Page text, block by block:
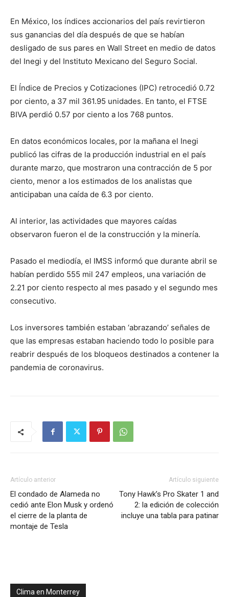
En México, los índices accionarios del país revirtieron
sus ganancias del día después de que se habían
desligado de sus pares en Wall Street en medio de datos
del Inegi y del Instituto Mexicano del Seguro Social.
El Índice de Precios y Cotizaciones (IPC) retrocedió 0.72
por ciento, a 37 mil 361.95 unidades. En tanto, el FTSE
BIVA perdió 0.57 por ciento a los 768 puntos.
En datos económicos locales, por la mañana el Inegi
publicó las cifras de la producción industrial en el país
durante marzo, que mostraron una contracción de 5 por
ciento, menor a los estimados de los analistas que
anticipaban una caída de 6.3 por ciento.
Al interior, las actividades que mayores caídas
observaron fueron el de la construcción y la minería.
Pasado el mediodía, el IMSS informó que durante abril se
habían perdido 555 mil 247 empleos, una variación de
2.21 por ciento respecto al mes pasado y el segundo mes
consecutivo.
Los inversores también estaban ‘abrazando’ señales de
que las empresas estaban haciendo todo lo posible para
reabrir después de los bloqueos destinados a contener la
pandemia de coronavirus.
Artículo anterior
El condado de Alameda no
cedió ante Elon Musk y ordenó
el cierre de la planta de
montaje de Tesla
Artículo siguiente
Tony Hawk’s Pro Skater 1 and
2: la edición de colección
incluye una tabla para patinar
Clima en Monterrey